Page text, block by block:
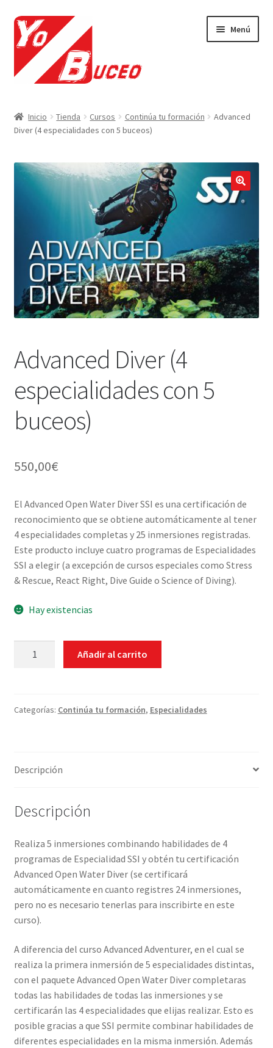
Ir
navegación
Ir
al
contenido
Menú
EQUIPAMIENTO
hijo
VIAJES Y ACTIVIDADES
el
menú
hijo
OFERTAS LAST MINUTE
SEGUROS DE BUCEO
MI CUENTA
WEB YOBUCEO
Inicio Tienda Cursos Continúa tu formación
Advanced
Diver (4 especialidades con 5 buceos)
🔍
Advanced Diver (4
especialidades con 5
buceos)
550,00€
El Advanced Open Water Diver SSI es una certificación de
reconocimiento que se obtiene automáticamente al tener
4 especialidades completas y 25 inmersiones registradas.
Este producto incluye cuatro programas de Especialidades
SSI a elegir (a excepción de cursos especiales como Stress
& Rescue, React Right, Dive Guide o Science of Diving).
Hay existencias
con
Añadir al carrito
Categorías: Continúa tu formación, Especialidades
Descripción
Descripción
Realiza 5 inmersiones combinando habilidades de 4
programas de Especialidad SSI y obtén tu certificación
Advanced Open Water Diver (se certificará
automáticamente en cuanto registres 24 inmersiones,
pero no es necesario tenerlas para inscribirte en este
curso).
A diferencia del curso Advanced Adventurer, en el cual se
realiza la primera inmersión de 5 especialidades distintas,
con el paquete Advanced Open Water Diver completaras
todas las habilidades de todas las inmersiones y se
certificarán las 4 especialidades que elijas realizar. Esto es
posible gracias a que SSI permite combinar habilidades de
diferentes especialidades en la misma inmersión. Además